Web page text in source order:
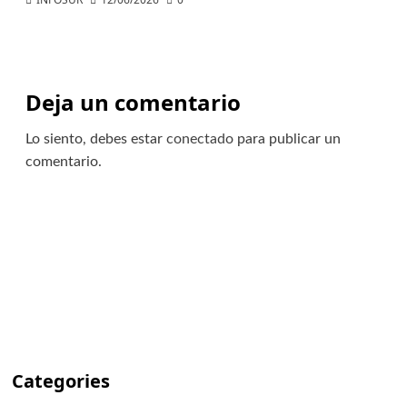
Deja un comentario
Lo siento, debes estar conectadopara publicar un
comentario.
Categories